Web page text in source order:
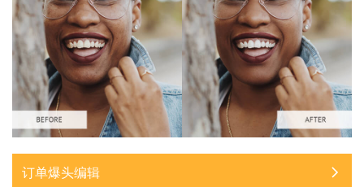
订单爆头编辑